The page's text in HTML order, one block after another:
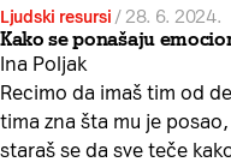
Ljudski resursi /28. 6. 2024.
Kako se ponašaju
Ina Poljak
Recimo da imaš tim od
tima zna šta mu je
staraš se da sve teče